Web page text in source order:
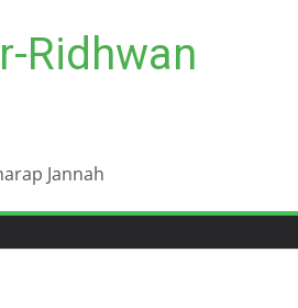
Ridhwan
Jannah